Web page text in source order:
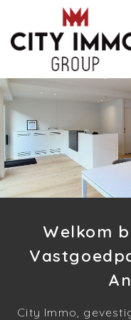
Welkom
City Immo,